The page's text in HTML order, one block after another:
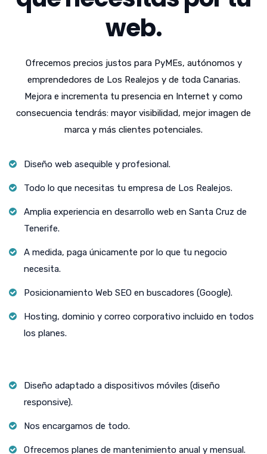
web.
Ofrecemos precios justos para PyMEs, autónomos y
emprendedores de Los Realejos y de toda Canarias.
Mejora e incrementa tu presencia en Internet y como
consecuencia tendrás: mayor visibilidad, mejor imagen de
marca y más clientes potenciales.
Diseño web asequible y profesional.
Todo lo que necesitas tu empresa de Los Realejos.
Amplia experiencia en desarrollo web en Santa Cruz de
Tenerife.
A medida, paga únicamente por lo que tu negocio
necesita.
Posicionamiento Web SEO en buscadores (Google).
Hosting, dominio y correo corporativo incluido en todos
los planes.
Diseño adaptado a dispositivos móviles (diseño
responsive).
Nos encargamos de todo.
Ofrecemos planes de mantenimiento anual y mensual.